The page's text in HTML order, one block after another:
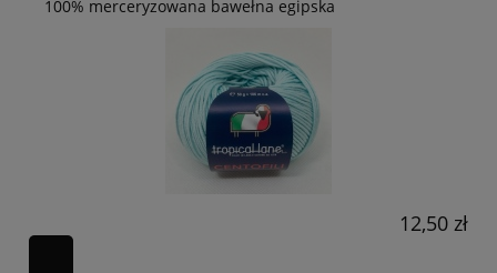
100% merceryzowana bawełna egipska
12,50 zł